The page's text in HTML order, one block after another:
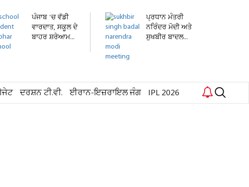
ਪੰਜਾਬ 'ਚ ਵੱਡੀ
ਵਾਰਦਾਤ, ਸਕੂਲ ਦੇ
ਬਾਹਰ ਸ਼ਰੇਆਮ...
ਪ੍ਰਧਾਨ ਮੰਤਰੀ
ਨਰਿੰਦਰ ਮੋਦੀ ਅਤੇ
ਸੁਖਬੀਰ ਬਾਦਲ...
ਦਰਸ਼ਨ ਟੀ.ਵੀ. ਈਰਾਨ-ਇਜ਼ਰਾਇਲ ਜੰਗ IPL 2026